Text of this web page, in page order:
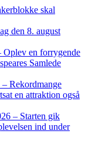
skal
den 8. august
en forrygende
Samlede
Rekordmange
en attraktion også
– Starten gik
ind under